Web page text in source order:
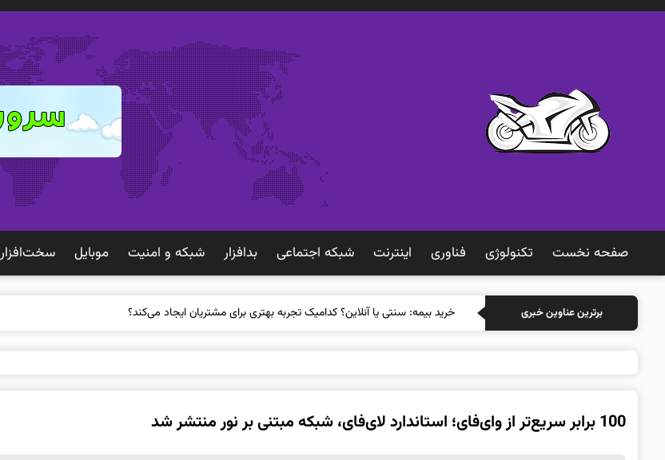
صفحه نخست تکنولوژی فناوری اينترنت شبكه اجتماعی بدافزار شبكه و امنيت موبايل سخت‌افزار
برترین عناوین خبری خرید بیمه: سنتی یا آنلاین؟ کدامیک تجربه بهتری برای مشتریان ایجاد می‌کند؟
100 برابر سریع‌تر از وای‌فای؛ استاندارد لای‌فای، شبکه مبتنی بر نور منتشر شد